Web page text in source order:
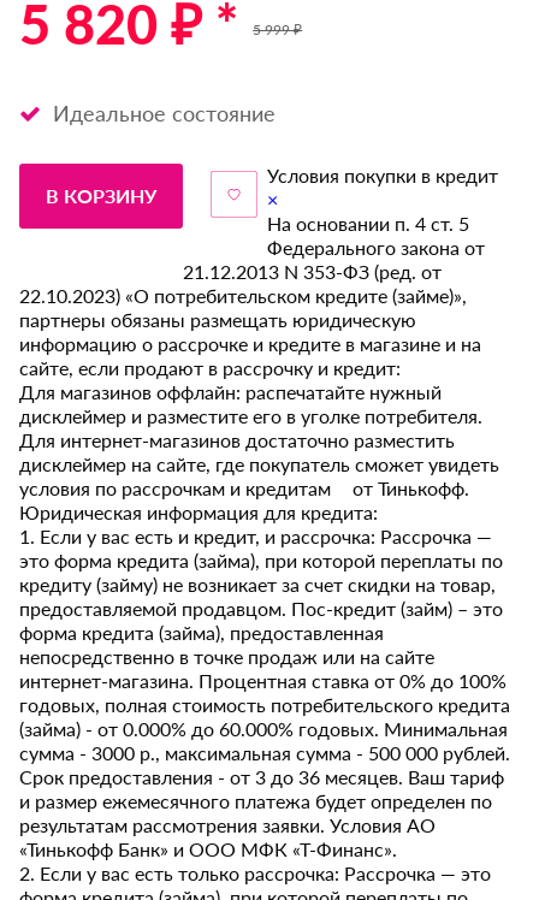
5 820 ₽ * 5 999 ₽
Идеальное состояние
В КОРЗИНУ
Условия покупки в кредит
×
На основании п. 4 ст. 5
Федерального закона от
21.12.2013 N 353-ФЗ (ред. от
22.10.2023) «О потребительском кредите (займе)»,
партнеры обязаны размещать юридическую
информацию о рассрочке и кредите в магазине и на
сайте, если продают в рассрочку и кредит:
Для магазинов оффлайн: распечатайте нужный
дисклеймер и разместите его в уголке потребителя.
Для интернет-магазинов достаточно разместить
дисклеймер на сайте, где покупатель сможет увидеть
условия по рассрочкам и кредитам от Тинькофф.
Юридическая информация для кредита:
1. Если у вас есть и кредит, и рассрочка: Рассрочка —
это форма кредита (займа), при которой переплаты по
кредиту (займу) не возникает за счет скидки на товар,
предоставляемой продавцом. Пос-кредит (займ) – это
форма кредита (займа), предоставленная
непосредственно в точке продаж или на сайте
интернет-магазина. Процентная ставка от 0% до 100%
годовых, полная стоимость потребительского кредита
(займа) - от 0.000% до 60.000% годовых. Минимальная
сумма - 3000 р., максимальная сумма - 500 000 рублей.
Срок предоставления - от 3 до 36 месяцев. Ваш тариф
и размер ежемесячного платежа будет определен по
результатам рассмотрения заявки. Условия АО
«Тинькофф Банк» и ООО МФК «Т-Финанс».
2. Если у вас есть только рассрочка: Рассрочка — это